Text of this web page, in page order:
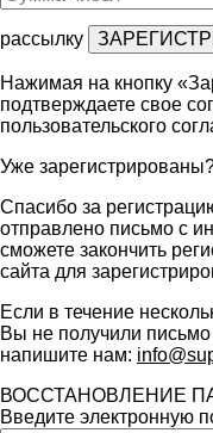
рассылку
Нажимая на кнопку
подтверждаете свое
пользовательского
Уже
Спасибо за
отправлено письмо с
сможете закончить
сайта для
Если в течение
Вы не получили
напишите нам:
ВОССТАНОВЛЕНИЕ
Введите электронную